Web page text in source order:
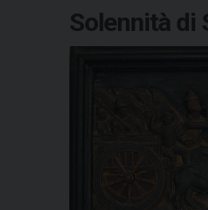
Solennità di